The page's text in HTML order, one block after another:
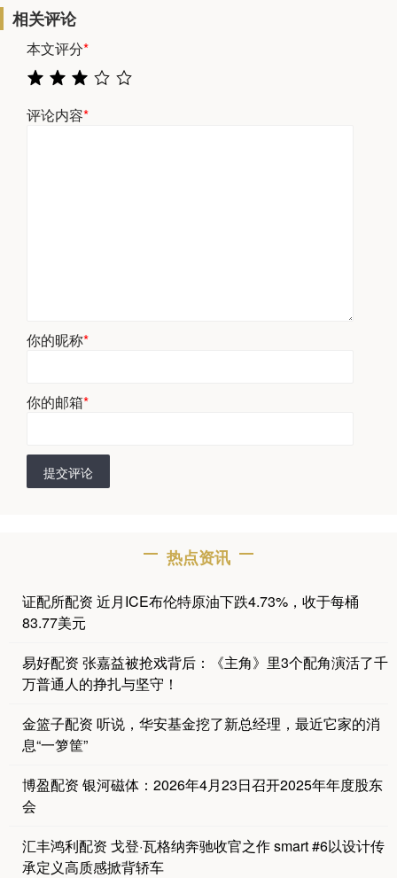
相关评论
本文评分*
评论内容*
你的昵称*
你的邮箱*
提交评论
热点资讯
证配所配资 近月ICE布伦特原油下跌4.73%，收于每桶
83.77美元
易好配资 张嘉益被抢戏背后：《主角》里3个配角演活了千
万普通人的挣扎与坚守！
金篮子配资 听说，华安基金挖了新总经理，最近它家的消
息“一箩筐”
博盈配资 银河磁体：2026年4月23日召开2025年年度股东
会
汇丰鸿利配资 戈登·瓦格纳奔驰收官之作 smart #6以设计传
承定义高质感掀背轿车